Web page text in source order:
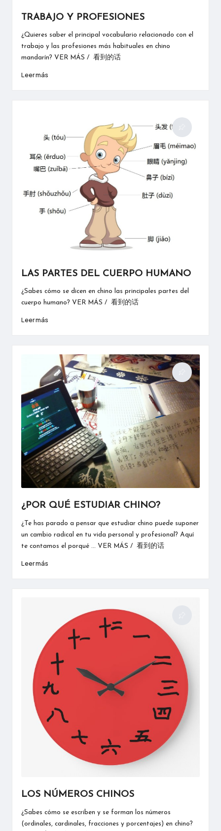
TRABAJO Y PROFESIONES
¿Quieres saber el principal vocabulario relacionado con el
trabajo y las profesiones más habituales en chino
mandarín? VER MÁS / 看到的话
Leer más
LAS PARTES DEL CUERPO HUMANO
¿Sabes cómo se dicen en chino las principales partes del
cuerpo humano? VER MÁS / 看到的话
Leer más
¿POR QUÉ ESTUDIAR CHINO?
¿Te has parado a pensar que estudiar chino puede suponer
un cambio radical en tu vida personal y profesional? Aquí
te contamos el porqué ... VER MÁS / 看到的话
Leer más
LOS NÚMEROS CHINOS
¿Sabes cómo se escriben y se forman los números
(ordinales, cardinales, fracciones y porcentajes) en chino?